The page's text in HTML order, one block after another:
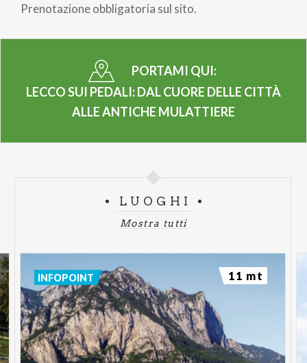
Prenotazione obbligatoria sul sito.
PORTAMI QUI:
LECCO SUI PEDALI: DAL CUORE DELLE CITTÀ
ALLE ANTICHE MULATTIERE
LUOGHI
Mostra tutti
INFOPOINT 11 mt